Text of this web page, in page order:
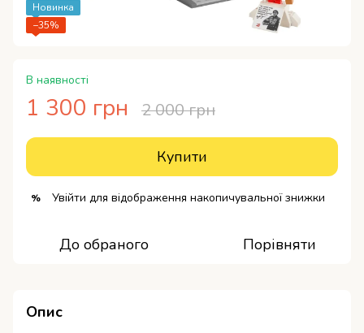
Новинка
−35%
В наявності
1 300 грн 2 000 грн
Купити
% Увійти для відображення накопичувальної знижки
До обраного Порівняти
Опис